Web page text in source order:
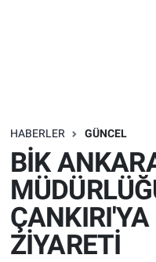
HABERLER GÜNCEL
BİK
ZİYARETİ